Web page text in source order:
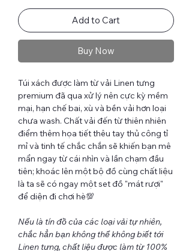
Add to Cart
Buy Now
Túi xách được làm từ vải Linen tưng
premium đã qua xử lý nên cực kỳ mềm
mại, hạn chế bai, xù và bền vải hơn loại
chưa wash. Chất vải đến từ thiên nhiên
điểm thêm họa tiết thêu tay thủ công tỉ
mỉ và tinh tế chắc chắn sẽ khiến bạn mê
mẩn ngay từ cái nhìn và lần chạm đầu
tiên; khoác lên một bộ đồ cùng chất liệu
là ta sẽ có ngay một set đồ "mát rượi"
để diện đi chơi hè💯
Nếu là tín đồ của các loại vải tự nhiên,
chắc hẳn bạn không thể không biết tới
Linen tưng, chất liệu được làm từ 100%